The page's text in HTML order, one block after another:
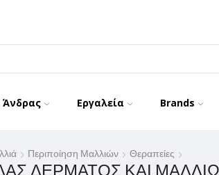
Άνδρας Εργαλεία Brands
Περιποίηση Μαλλιών Θεραπείες
ΔΈΡΜΑΤΟΣ ΚΑΙ